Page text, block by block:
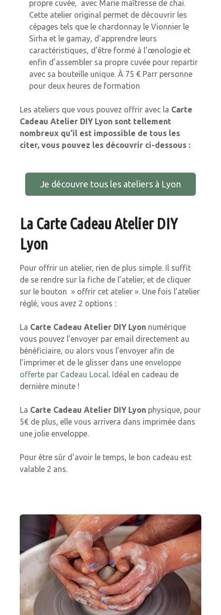
propre cuvée, avec Marie maîtresse de chai.
Cette atelier original permet de découvrir les
cépages tels que le chardonnay le Vionnier le
Sirha et le gamay, d’apprendre leurs
caractéristiques, d’être formé à l’œnologie et
enfin d’assembler sa propre cuvée pour repartir
avec sa bouteille unique. À 75 € Parr personne
pour deux heures de formation
Les ateliers que vous pouvez offrir avec la Carte
Cadeau Atelier DIY Lyon sont tellement
nombreux qu’il est impossible de tous les
citer, vous pouvez les découvrir ci-dessous :
Je découvre tous les ateliers à Lyon
La Carte Cadeau Atelier DIY
Lyon
Pour offrir un atelier, rien de plus simple. Il suffit
de se rendre sur la fiche de l’atelier, et de cliquer
sur le bouton » offrir cet atelier ». Une fois l’atelier
réglé, vous avez 2 options :
La Carte Cadeau Atelier DIY Lyon numérique
vous pouvez l’envoyer par email directement au
bénéficiaire, ou alors vous l’envoyer afin de
l’imprimer et de le glisser dans une enveloppe
offerte par Cadeau Local. Idéal en cadeau de
dernière minute !
La Carte Cadeau Atelier DIY Lyon physique, pour
5€ de plus, elle vous arrivera dans imprimée dans
une jolie enveloppe.
Pour être sûr d’avoir le temps, le bon cadeau est
valable 2 ans.